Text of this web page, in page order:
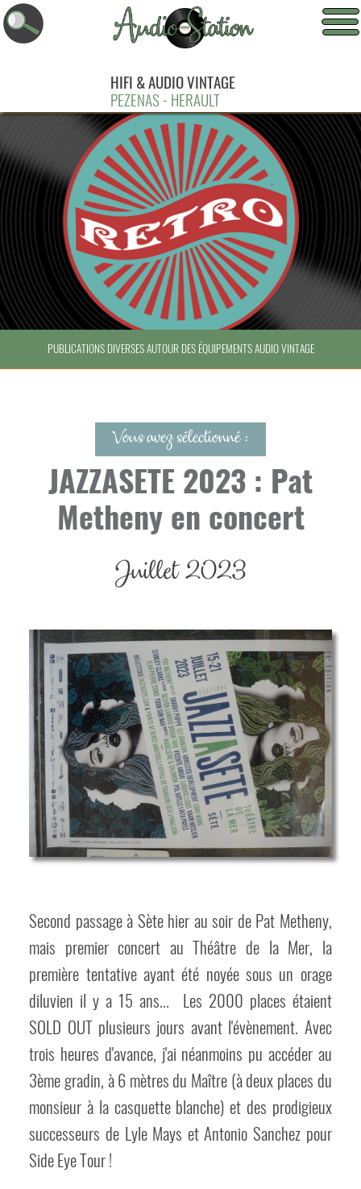
HIFI & AUDIO VINTAGE
PEZENAS - HERAULT
PUBLICATIONS DIVERSES AUTOUR DES ÉQUIPEMENTS AUDIO VINTAGE
Vous avez sélectionné :
JAZZASETE 2023 : Pat
Metheny en concert
Juillet 2023
Second passage à Sète hier au soir de Pat Metheny,
mais premier concert au Théâtre de la Mer, la
première tentative ayant été noyée sous un orage
diluvien il y a 15 ans... Les 2000 places étaient
SOLD OUT plusieurs jours avant l'évènement. Avec
trois heures d'avance, j'ai néanmoins pu accéder au
3ème gradin, à 6 mètres du Maître (à deux places du
monsieur à la casquette blanche) et des prodigieux
successeurs de Lyle Mays et Antonio Sanchez pour
Side Eye Tour !